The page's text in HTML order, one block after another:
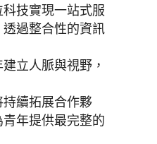
技實現一站式服
過整合性的資訊
立人脈與視野，
續拓展合作夥
年提供最完整的